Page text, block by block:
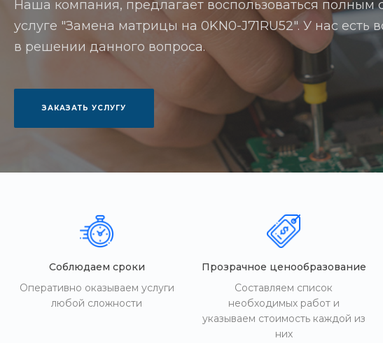
Наша компания, предлагает воспользоваться полным
услуге "Замена матрицы на 0KN0-J71RU52". У нас есть
в решении данного вопроса.
ЗАКАЗАТЬ УСЛУГУ
Соблюдаем сроки
Оперативно оказываем услуги
любой сложности
Прозрачное ценообразование
Составляем список
необходимых работ и
указываем стоимость каждой из
них